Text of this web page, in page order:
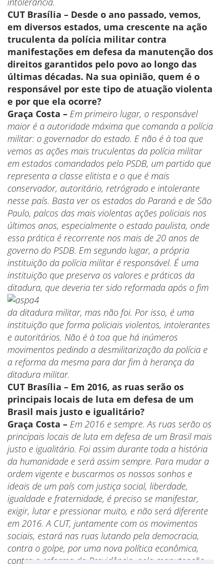
CUT Brasília – Desde o ano passado, vemos,
em diversos estados, uma crescente na ação
truculenta da polícia militar contra
manifestações em defesa da manutenção dos
direitos garantidos pelo povo ao longo das
últimas décadas. Na sua opinião, quem é o
responsável por este tipo de atuação violenta
e por que ela ocorre?
Graça Costa – Em primeiro lugar, o responsável
maior é a autoridade máxima que comanda a polícia
militar: o governador do estado. E não é à toa que
vemos as ações mais truculentas da polícia militar
em estados comandados pelo PSDB, um partido que
representa a classe elitista e o que é mais
conservador, autoritário, retrógrado e intolerante
nesse país. Basta ver os estados do Paraná e de São
Paulo, palcos das mais violentas ações policiais nos
últimos anos, especialmente o estado paulista, onde
essa prática é recorrente nos mais de 20 anos de
governo do PSDB. Em segundo lugar, a própria
instituição da polícia militar é responsável. É uma
instituição que preserva os valores e práticas da
ditadura, que deveria ter sido reformada após o fim
da ditadura militar, mas não foi. Por isso, é uma
instituição que forma policiais violentos, intolerantes
e autoritários. Não é à toa que há inúmeros
movimentos pedindo a desmilitarização da polícia e
a reforma da mesma para dar fim à herança da
ditadura militar.
CUT Brasília – Em 2016, as ruas serão os
principais locais de luta em defesa de um
Brasil mais justo e igualitário?
Graça Costa – Em 2016 e sempre. As ruas serão os
principais locais de luta em defesa de um Brasil mais
justo e igualitário. Foi assim durante toda a história
da humanidade e será assim sempre. Para mudar a
ordem vigente e buscarmos os nossos sonhos e
ideais de um país com justiça social, liberdade,
igualdade e fraternidade, é preciso se manifestar,
exigir, lutar e pressionar muito, e não será diferente
em 2016. A CUT, juntamente com os movimentos
sociais, estará nas ruas lutando pela democracia,
contra o golpe, por uma nova política econômica,
contra a reforma da Previdência, pela manutenção